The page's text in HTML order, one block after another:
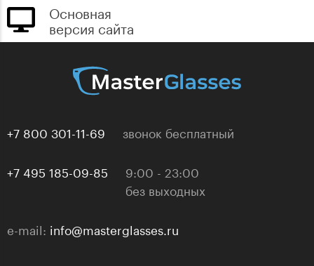
Основная
версия сайта
+7 800 301-11-69 звонок бесплатный
+7 495 185-09-85
9:00 - 23:00
без выходных
e-mail: info@masterglasses.ru